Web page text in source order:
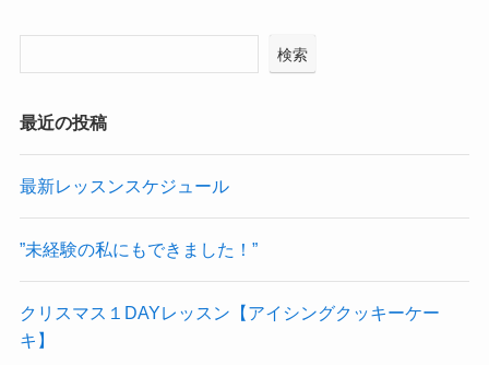
検索
最近の投稿
最新レッスンスケジュール
”未経験の私にもできました！”
クリスマス１DAYレッスン【アイシングクッキーケー
キ】